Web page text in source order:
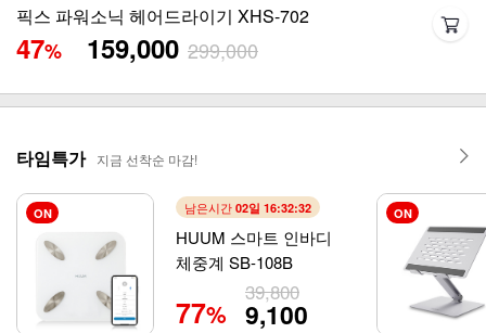
앱스토리몰 럭키백
앱토가 9,900
타임특가 지금 선착순 마감!
ON 남은시간 02일 16:32:29
HUUM 스마트 인바디
체중계 SB-108B
77%
39,800
9,100
ON